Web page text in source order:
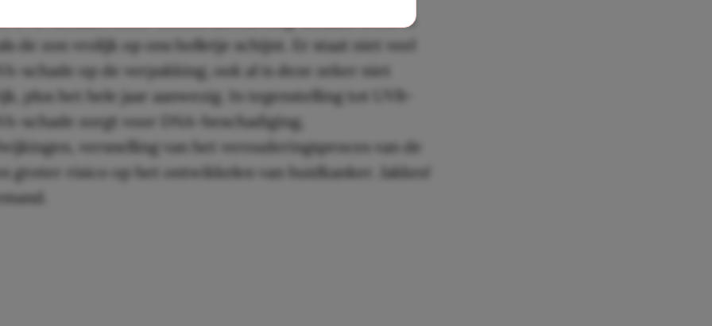
UVB-schade, beter bekent als burning-schade. Deze is
de zon vrolijk op ons bolletje schijnt. Er staat niet veel
schade op de verpakking, ook al is deze zeker niet
plus het hele jaar aanwezig. In tegenstelling tot UVB-
schade zorgt voor DNA-beschadiging,
versnelling van het verouderingsproces van de
groter risico op het ontwikkelen van huidkanker. Jakkes!